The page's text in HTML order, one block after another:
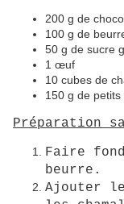
200 g de
100 g de
50 g de sucre
1 œuf
10 cubes de
150 g de
Préparation
Faire
beurre.
Ajouter